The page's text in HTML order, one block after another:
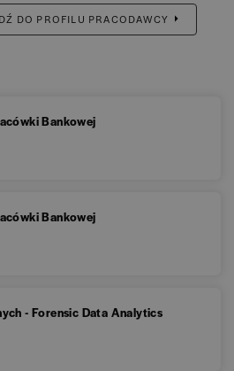
DO PROFILU PRACODAWCY
Bankowej
Bankowej
- Forensic Data Analytics